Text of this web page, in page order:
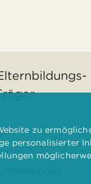
zu
personalisierter